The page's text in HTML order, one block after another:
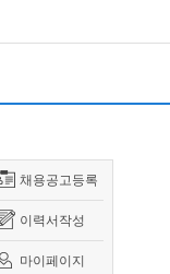
채용공고등록
이력서작성
마이페이지